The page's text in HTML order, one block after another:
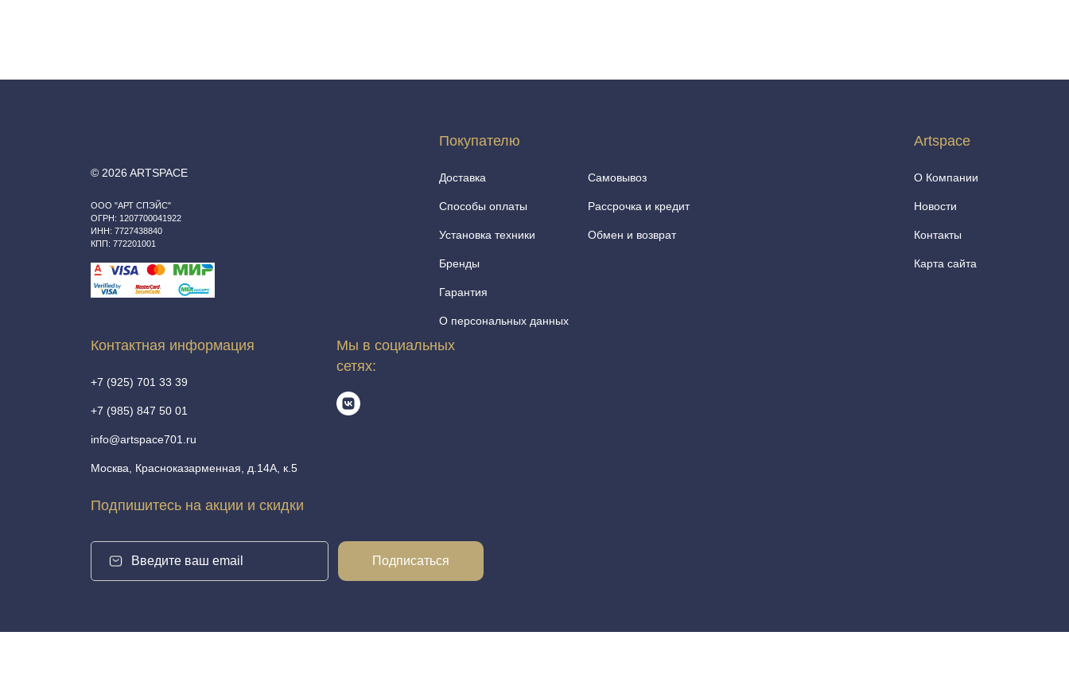
© 2026 ARTSPACE
ООО "АРТ СПЭЙС"
ОГРН: 1207700041922
ИНН: 7727438840
КПП: 772201001
Покупателю
Доставка
Способы оплаты
Установка техники
Бренды
Гарантия
О персональных данных
Самовывоз
Рассрочка и кредит
Обмен и возврат
Artspace
О Компании
Новости
Контакты
Карта сайта
Контактная информация
+7 (925) 701 33 39
+7 (985) 847 50 01
info@artspace701.ru
Москва, Красноказарменная, д.14А, к.5
Мы в социальных
сетях:
Подпишитесь на акции и скидки
Подписаться